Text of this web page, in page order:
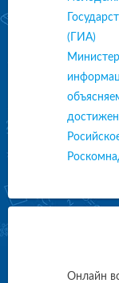
(ГИА)
Онлайн